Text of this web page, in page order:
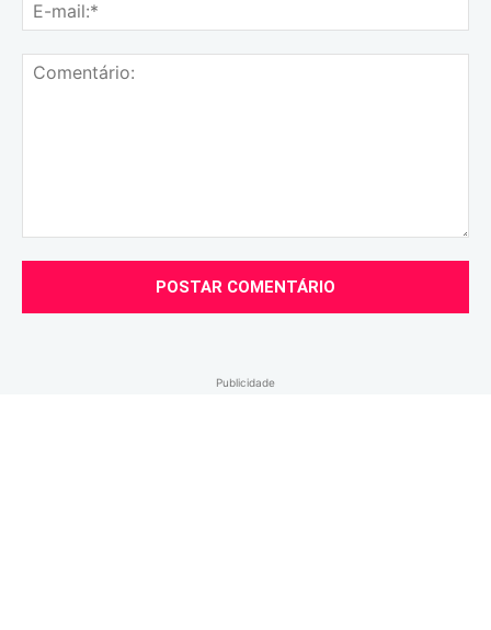
Publicidade